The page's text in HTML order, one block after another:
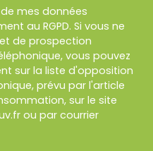
mes données
au RGPD. Si vous ne
de prospection
vous pouvez
sur la liste d'opposition
prévu par l'article
sur le site
ou par courrier